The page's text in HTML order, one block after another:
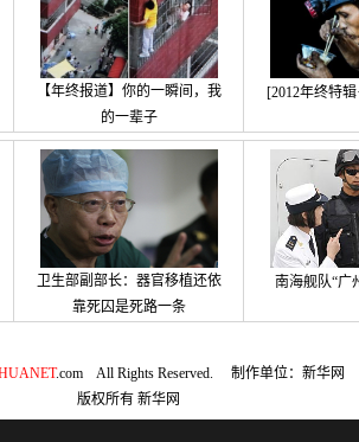
【年终报道】你的一瞬间，我
的一辈子
[2012年终特
卫生部副部长：器官移植还依
靠死囚是死路一条
南海舰队“广
.com All Rights Reserved. 制作单位：新华网
版权所有新华网